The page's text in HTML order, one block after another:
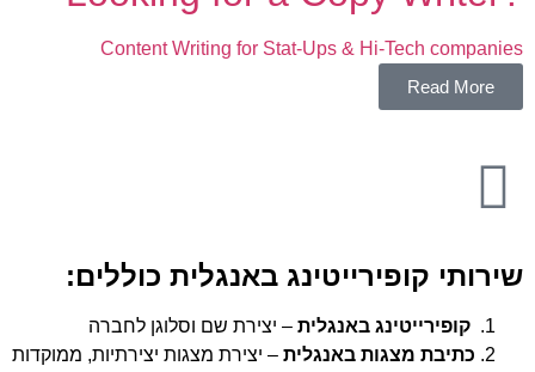
Content Writing for Stat-Ups & Hi-Tech companies
Read More
שירותי קופירייטינג באנגלית כוללים:
קופירייטינג באנגלית – יצירת שם וסלוגן לחברה
כתיבת מצגות באנגלית – יצירת מצגות יצירתיות, ממוקדות